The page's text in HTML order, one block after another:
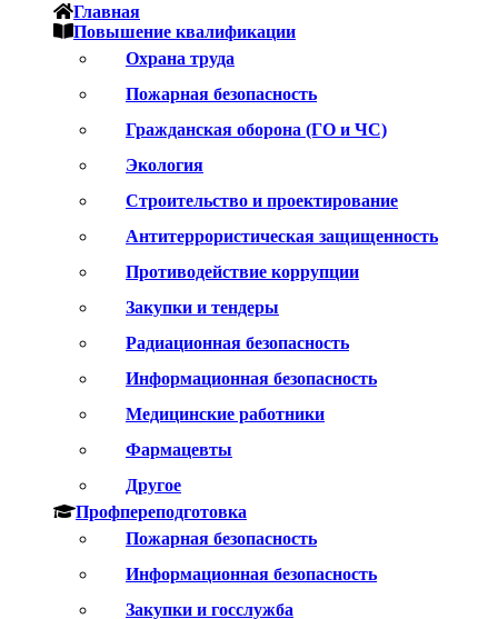
Главная
Повышение квалификации
Охрана труда
Пожарная безопасность
Гражданская оборона (ГО и ЧС)
Экология
Строительство и проектирование
Антитеррористическая защищенность
Противодействие коррупции
Закупки и тендеры
Радиационная безопасность
Информационная безопасность
Медицинские работники
Фармацевты
Другое
Профпереподготовка
Пожарная безопасность
Информационная безопасность
Закупки и госслужба